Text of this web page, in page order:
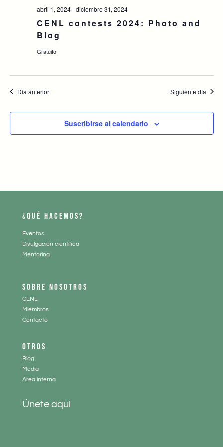
abril 1, 2024-diciembre 31, 2024
CENL contests 2024: Photo and
Blog
Gratuito
Día anterior Siguiente día
Suscribirse al calendario
¿QUÉ HACEMOS?
Eventos
Divulgación científica
Mentoring
SOBRE NOSOTROS
CENL
Miembros
Contacto
OTROS
Blog
Media
Area interna
Únete aquí